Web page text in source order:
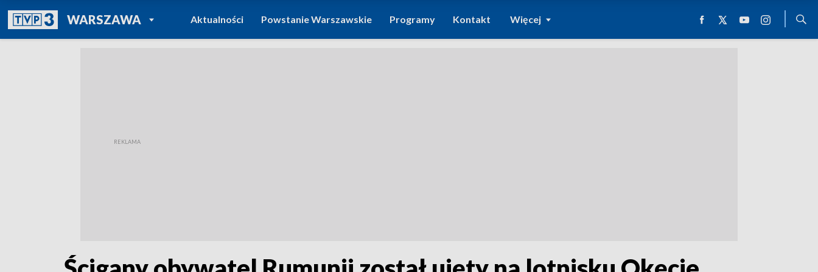
WARSZAWAPOWRÓT DO
TVP REGIONY
Aktualności Powstanie Warszawskie Programy Kontakt Więcej